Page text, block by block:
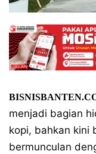
menjadi bagian
kopi, bahkan kini
bermunculan